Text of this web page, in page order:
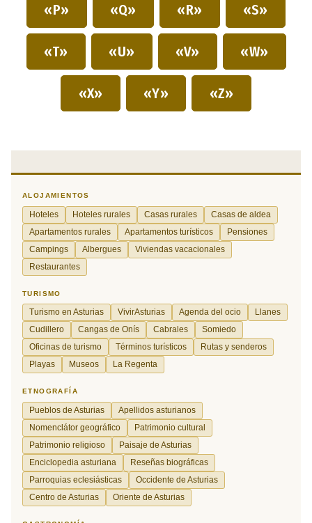
«P» «Q» «R» «S»
«T» «U» «V» «W»
«X» «Y» «Z»